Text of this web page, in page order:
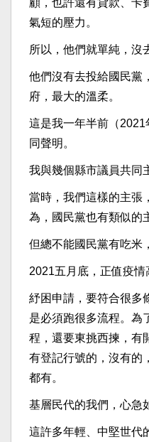
顧，也許還有貸款、卡
氣短的壓力。
所以，他們就單純，沒
他們沒有去投給國民黨
府，最大的溫柔。
這是我一年半前（
同聲明。
我與幾個縣市議員共同
當時，我們這樣的主張
為，國民黨也有類似的
但總不能國民黨有吃米
2021五月底，正值疫情
紓困申請，要符合很多
是必須跑很多流程。為
程，還要東挑西揀，有
有登記行號的，沒有的
都有。
基層民代的我們，心急
這許多年輕、中堅世代